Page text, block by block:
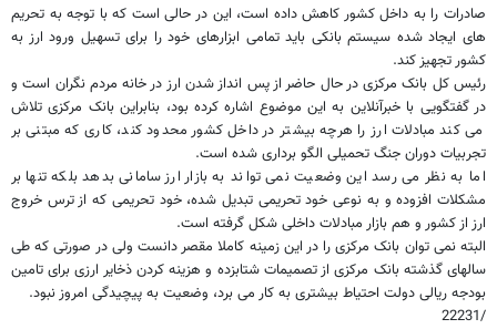
صادرات را به داخل کشور کاهش داده است، این در حالی است که با توجه به تحریم
های ایجاد شده سیستم بانکی باید تمامی ابزارهای خود را برای تسهیل ورود ارز به
کشور تجهیز کند.
رئیس کل بانک مرکزی در حال حاضر از پس انداز شدن ارز در خانه مردم نگران است و
در گفتگویی با خبرآنلاین به این موضوع اشاره کرده بود، بنابراین بانک مرکزی تلاش
می کند مبادلات ارز را هرچه بیشتر در داخل کشور محدود کند، کاری که مبتنی بر
تجربیات دوران جنگ تحمیلی الگو برداری شده است.
اما به نظر می رسد این وضعیت نمی تواند به بازار ارز سامانی بدهد بلکه تنها بر
مشکلات افزوده و به نوعی خود تحریمی تبدیل شده، خود تحریمی که از ترس خروج
ارز از کشور و هم بازار مبادلات داخلی شکل گرفته است.
البته نمی توان بانک مرکزی را در این زمینه کاملا مقصر دانست ولی در صورتی که طی
سالهای گذشته بانک مرکزی از تصمیمات شتابزده و هزینه کردن ذخایر ارزی برای تامین
بودجه ریالی دولت احتیاط بیشتری به کار می برد، وضعیت به پیچیدگی امروز نبود.
/22231